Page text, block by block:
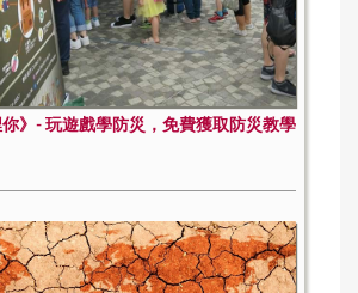
你》- 玩遊戲學防災，免費獲取防災教學